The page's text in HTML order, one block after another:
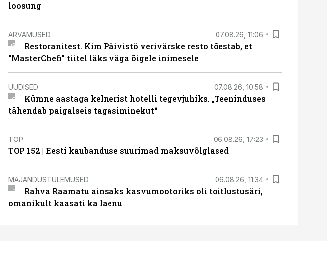
loosung
ARVAMUSED 07.08.26, 11:06
Restoranitest. Kim Päivistö verivärske resto tõestab, et
“MasterChefi” tiitel läks väga õigele inimesele
UUDISED 07.08.26, 10:58
Kümne aastaga kelnerist hotelli tegevjuhiks. „Teeninduses
tähendab paigalseis tagasiminekut“
TOP 06.08.26, 17:23
TOP 152 | Eesti kaubanduse suurimad maksuvõlglased
MAJANDUSTULEMUSED 06.08.26, 11:34
Rahva Raamatu ainsaks kasvumootoriks oli toitlustusäri,
omanikult kaasati ka laenu